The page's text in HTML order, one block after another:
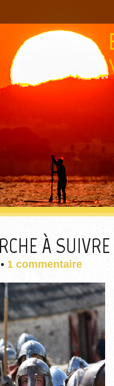
À SUIVRE
• 1 commentaire